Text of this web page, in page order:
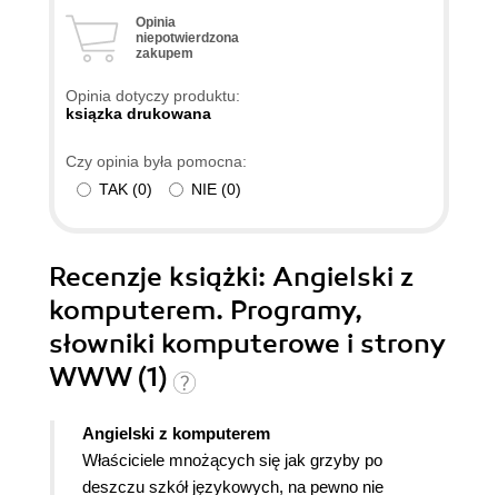
Opinia
niepotwierdzona
zakupem
Opinia dotyczy produktu:
ksiązka drukowana
Czy opinia była pomocna:
TAK (0) NIE (0)
Recenzje książki: Angielski z
komputerem. Programy,
słowniki komputerowe i strony
WWW (1)
Angielski z komputerem
Właściciele mnożących się jak grzyby po
deszczu szkół językowych, na pewno nie